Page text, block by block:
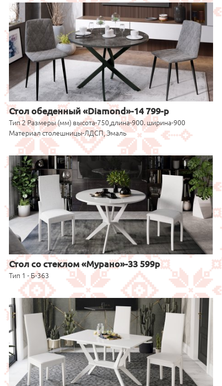
Стол обеденный «Diamond»-14 799-р
Тип 2 Размеры (мм) высота-750,длина-900. ширина-900
Материал столешницы-ЛДСП, Эмаль
Стол со стеклом «Мурано»-33 599р
Тип 1 - Б-363